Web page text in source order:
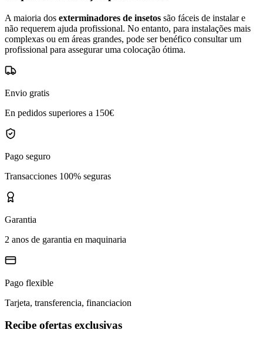
A maioria dos exterminadores de insetos são fáceis de instalar e
não requerem ajuda profissional. No entanto, para instalações mais
complexas ou em áreas grandes, pode ser benéfico consultar um
profissional para assegurar uma colocação ótima.
Envio gratis
En pedidos superiores a 150€
Pago seguro
Transacciones 100% seguras
Garantia
2 anos de garantia en maquinaria
Pago flexible
Tarjeta, transferencia, financiacion
Recibe ofertas exclusivas